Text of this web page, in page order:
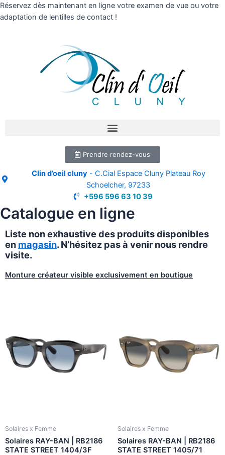
Réservez dès maintenant en ligne votre examen de vue ou votre
adaptation de lentilles de contact !
Prendre rendez-vous
Clin d’oeil cluny- C.Cial Espace Cluny Plateau Roy
Schoelcher, 97233
+596 596 63 10 39
Catalogue en ligne
Liste non exhaustive des produits disponibles
en magasin. N’hésitez pas à venir nous rendre
visite.
Monture créateur visible exclusivement en boutique
Solaires x Femme
Solaires RAY-BAN | RB2186
STATE STREET 1404/3F
Solaires x Femme
Solaires RAY-BAN | RB2186
STATE STREET 1405/71